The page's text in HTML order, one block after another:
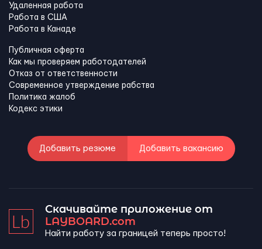
Удаленная работа
Работа в США
Работа в Канадe
Публичная оферта
Как мы проверяем работодателей
Отказ от ответственности
Современное утверждение рабства
Политика жалоб
Кодекс этики
Добавить резюме Добавить вакансию
Скачивайте приложение от
LAYBOARD.com
Найти работу за границей теперь просто!